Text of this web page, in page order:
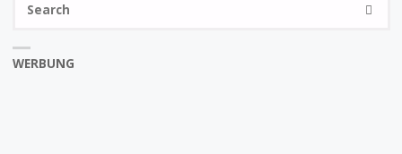
WERBUNG